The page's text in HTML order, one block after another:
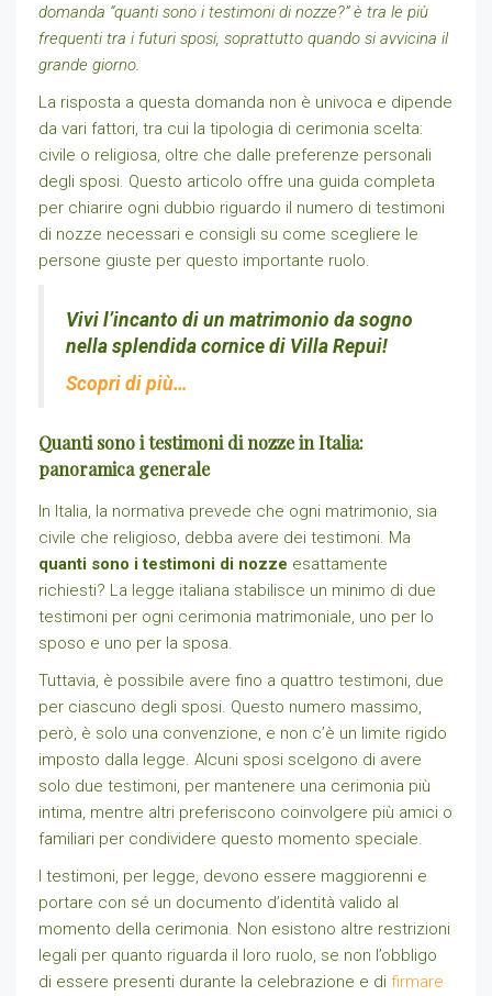
domanda “quanti sono i testimoni di nozze?” è tra le più
frequenti tra i futuri sposi, soprattutto quando si avvicina il
grande giorno.
La risposta a questa domanda non è univoca e dipende
da vari fattori, tra cui la tipologia di cerimonia scelta:
civile o religiosa, oltre che dalle preferenze personali
degli sposi. Questo articolo offre una guida completa
per chiarire ogni dubbio riguardo il numero di testimoni
di nozze necessari e consigli su come scegliere le
persone giuste per questo importante ruolo.
Vivi l’incanto di un matrimonio da sogno
nella splendida cornice di Villa Repui!
Scopri di più…
Quanti sono i testimoni di nozze in Italia:
panoramica generale
In Italia, la normativa prevede che ogni matrimonio, sia
civile che religioso, debba avere dei testimoni. Ma
quanti sono i testimoni di nozze esattamente
richiesti? La legge italiana stabilisce un minimo di due
testimoni per ogni cerimonia matrimoniale, uno per lo
sposo e uno per la sposa.
Tuttavia, è possibile avere fino a quattro testimoni, due
per ciascuno degli sposi. Questo numero massimo,
però, è solo una convenzione, e non c’è un limite rigido
imposto dalla legge. Alcuni sposi scelgono di avere
solo due testimoni, per mantenere una cerimonia più
intima, mentre altri preferiscono coinvolgere più amici o
familiari per condividere questo momento speciale.
I testimoni, per legge, devono essere maggiorenni e
portare con sé un documento d’identità valido al
momento della cerimonia. Non esistono altre restrizioni
legali per quanto riguarda il loro ruolo, se non l’obbligo
di essere presenti durante la celebrazione e di firmare